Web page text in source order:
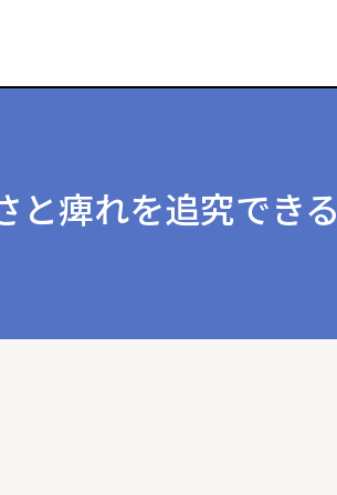
と痺れを追究できる